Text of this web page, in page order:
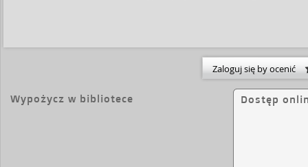
zniszczone więzy rodzinne i samotność.
Zaloguj się by ocenić
Wypożycz w bibliotece Dostęp